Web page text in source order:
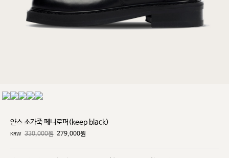
얀스 소가죽 페니로퍼(keep black)
KRW 330,000원 279,000원